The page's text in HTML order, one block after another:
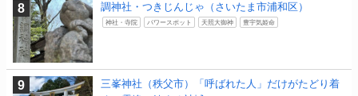
調神社・つきじんじゃ（さいたま市浦和区）
神社・寺院 パワースポット 天照大御神 豊宇気姫命
三峯神社（秩父市）「呼ばれた人」だけがたどり着